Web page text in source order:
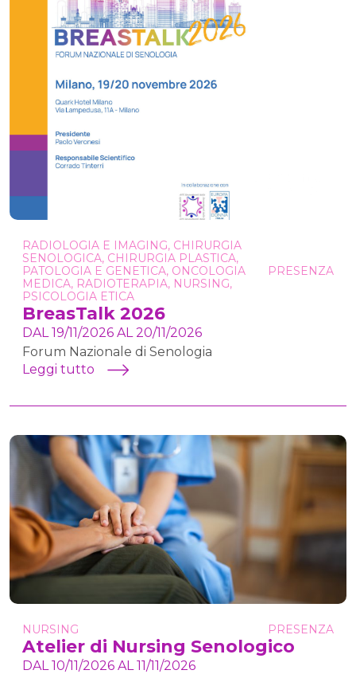
RADIOLOGIA E IMAGING, CHIRURGIA
SENOLOGICA, CHIRURGIA PLASTICA,
PATOLOGIA E GENETICA, ONCOLOGIA
MEDICA, RADIOTERAPIA, NURSING,
PSICOLOGIA ETICA
PRESENZA
BreasTalk 2026
DAL 19/11/2026 AL 20/11/2026
Forum Nazionale di Senologia
Leggi tutto
NURSING PRESENZA
Atelier di Nursing Senologico
DAL 10/11/2026 AL 11/11/2026